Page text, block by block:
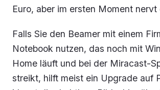
Euro, aber im ersten Moment nervt
Falls Sie den Beamer mit einem
Notebook nutzen, das noch mit
Home läuft und bei der Miracast-
streikt, hilft meist ein Upgrade auf